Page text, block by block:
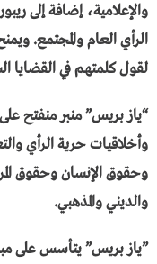
والإعلامية، إضافة إلى
الرأي العام والمجتمع.
لقول كلمتهم في القضايا
“يـاز بريس” منبر منفتح
وأخلاقيات حرية الرأي
وحقوق الإنسان وحقوق
والديني والمذهبي.
”يـاز بريس” يتأسس على